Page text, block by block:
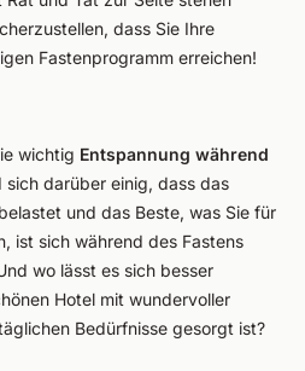
dass Sie Ihre
Fastenprogramm erreichen!
wichtig Entspannung während
sich darüber einig, dass das
und das Beste, was Sie für
ist sich während des Fastens
wo lässt es sich besser
Hotel mit wundervoller
Bedürfnisse gesorgt ist?